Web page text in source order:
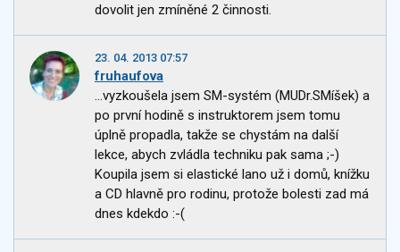
dovolit jen zmíněné 2 činnosti.
23. 04. 2013 07:57
fruhaufova
...vyzkoušela jsem SM-systém (MUDr.SMíšek) a
po první hodině s instruktorem jsem tomu
úplně propadla, takže se chystám na další
lekce, abych zvládla techniku pak sama ;-)
Koupila jsem si elastické lano už i domů, knížku
a CD hlavně pro rodinu, protože bolesti zad má
dnes kdekdo :-(